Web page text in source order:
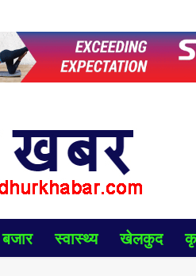
बजार स्वास्थ्य खेलकुद